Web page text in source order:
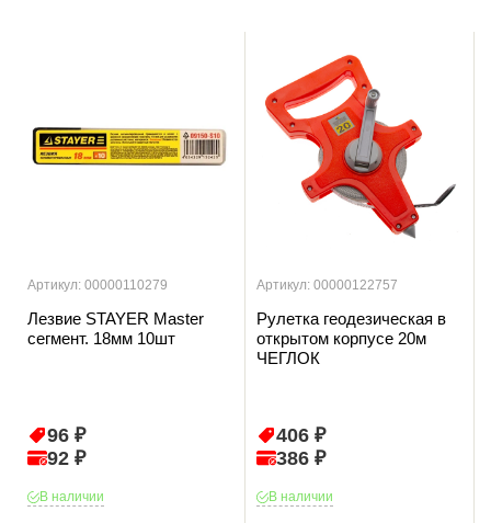
Артикул: 00000110279
Лезвие STAYER Master
сегмент. 18мм 10шт
96 ₽
92 ₽
В наличии
Артикул: 00000122757
Рулетка геодезическая в
открытом корпусе 20м
ЧЕГЛОК
406 ₽
386 ₽
В наличии